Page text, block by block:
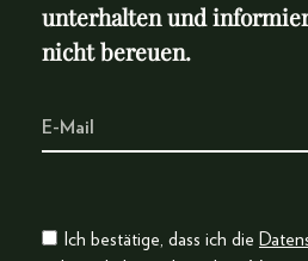
unterhalten und
nicht bereuen.
Ich bestätige, dass ich die